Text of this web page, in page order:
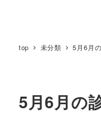
top 未分類 5月6月
5月6月の